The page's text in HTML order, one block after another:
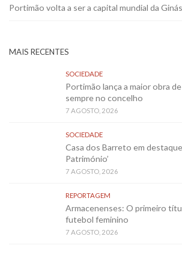
Portimão volta a ser a capital mundial da
MAIS RECENTES
SOCIEDADE
Portimão lança a maior obra
sempre no concelho
7 AGOSTO, 2026
SOCIEDADE
Casa dos Barreto em
Património’
7 AGOSTO, 2026
REPORTAGEM
Armacenenses: O primeiro
futebol feminino
7 AGOSTO, 2026